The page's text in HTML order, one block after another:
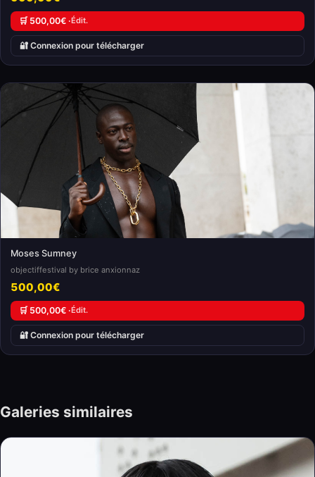
🛒 500,00€ ·Édit.
🔐 Connexion pour télécharger
Moses Sumney
objectiffestival by brice anxionnaz
500,00€
🛒 500,00€ ·Édit.
🔐 Connexion pour télécharger
Galeries similaires